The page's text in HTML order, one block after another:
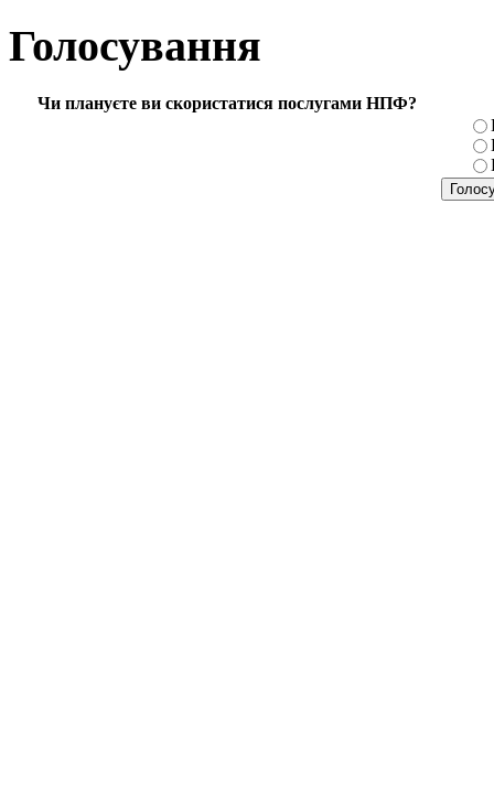
Голосування
Чи плануєте ви скористатися послугами НПФ?